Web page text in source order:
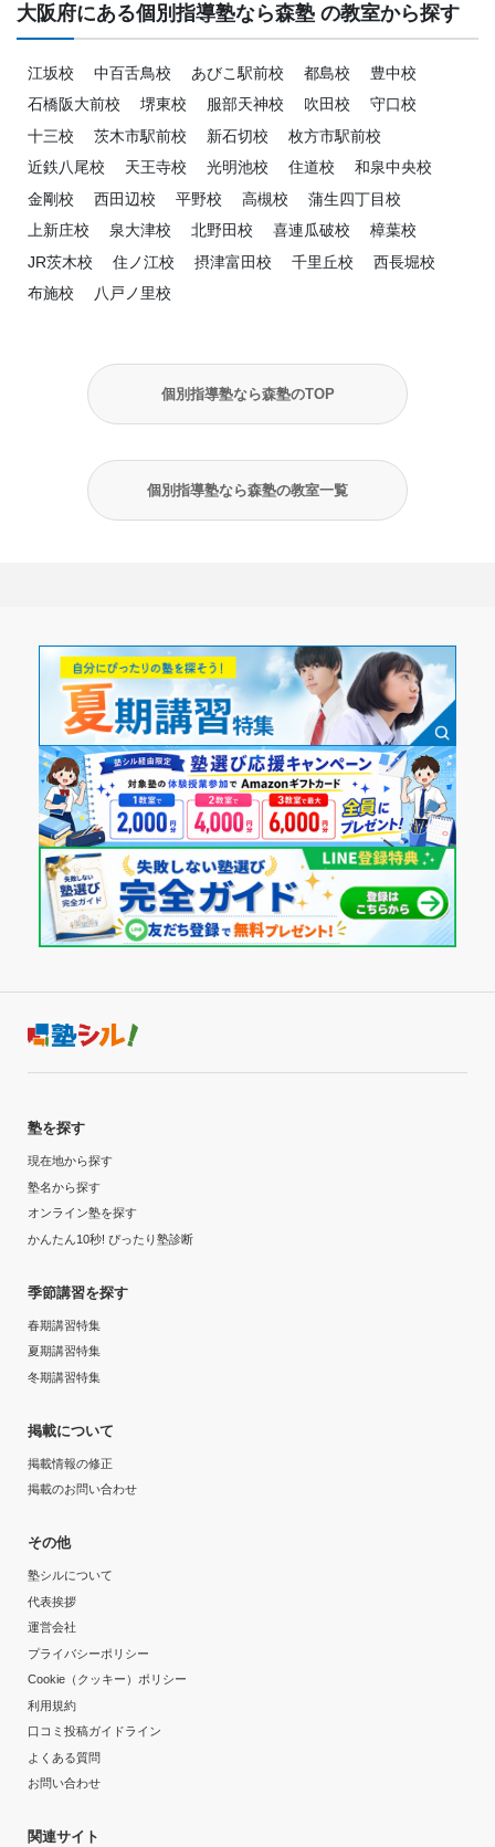
大阪府にある個別指導塾なら森塾 の教室から探す
江坂校 中百舌鳥校 あびこ駅前校 都島校
豊中校
石橋阪大前校
堺東校 服部天神校 吹田校
守口校
十三校
茨木市駅前校 新石切校
枚方市駅前校
近鉄八尾校
天王寺校 光明池校 住道校
和泉中央校
金剛校
西田辺校 平野校 高槻校
蒲生四丁目校
上新庄校
泉大津校 北野田校 喜連瓜破校
樟葉校
JR茨木校
住ノ江校 摂津富田校 千里丘校
西長堀校
布施校
八戸ノ里校
個別指導塾なら森塾のTOP
個別指導塾なら森塾の教室一覧
塾を探す
現在地から探す
塾名から探す
オンライン塾を探す
かんたん10秒! ぴったり塾診断
季節講習を探す
春期講習特集
夏期講習特集
冬期講習特集
掲載について
掲載情報の修正
掲載のお問い合わせ
その他
塾シルについて
代表挨拶
運営会社
プライバシーポリシー
Cookie（クッキー）ポリシー
利用規約
口コミ投稿ガイドライン
よくある質問
お問い合わせ
関連サイト